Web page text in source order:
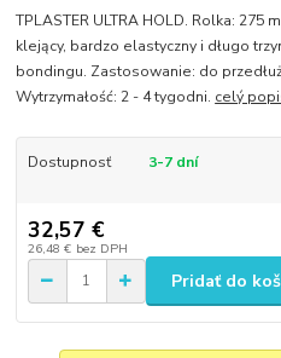
TPLASTER ULTRA HOLD. Rolka:
klejący, bardzo elastyczny i długo
bondingu. Zastosowanie: do
Wytrzymałość: 2 - 4 tygodni. celý
Dostupnosť 3-7 dní
32,57 €
26,48 € bez DPH
Pridať do